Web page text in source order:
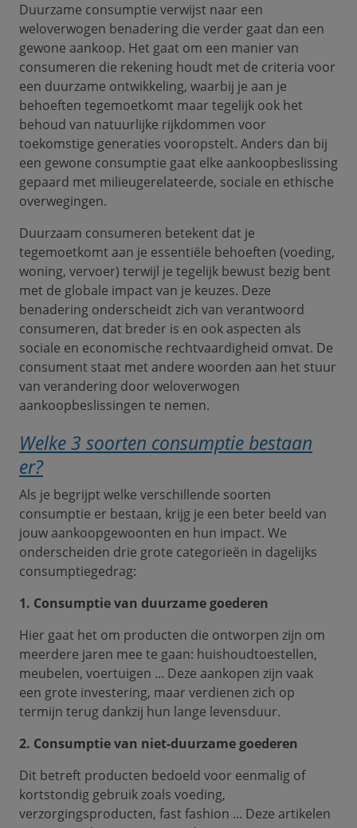
Duurzame consumptie verwijst naar een
weloverwogen benadering die verder gaat dan een
gewone aankoop. Het gaat om een manier van
consumeren die rekening houdt met de criteria voor
een duurzame ontwikkeling, waarbij je aan je
behoeften tegemoetkomt maar tegelijk ook het
behoud van natuurlijke rijkdommen voor
toekomstige generaties vooropstelt. Anders dan bij
een gewone consumptie gaat elke aankoopbeslissing
gepaard met milieugerelateerde, sociale en ethische
overwegingen.
Duurzaam consumeren betekent dat je
tegemoetkomt aan je essentiële behoeften (voeding,
woning, vervoer) terwijl je tegelijk bewust bezig bent
met de globale impact van je keuzes. Deze
benadering onderscheidt zich van verantwoord
consumeren, dat breder is en ook aspecten als
sociale en economische rechtvaardigheid omvat. De
consument staat met andere woorden aan het stuur
van verandering door weloverwogen
aankoopbeslissingen te nemen.
Welke 3 soorten consumptie bestaan
er?
Als je begrijpt welke verschillende soorten
consumptie er bestaan, krijg je een beter beeld van
jouw aankoopgewoonten en hun impact. We
onderscheiden drie grote categorieën in dagelijks
consumptiegedrag:
1. Consumptie van duurzame goederen
Hier gaat het om producten die ontworpen zijn om
meerdere jaren mee te gaan: huishoudtoestellen,
meubelen, voertuigen ... Deze aankopen zijn vaak
een grote investering, maar verdienen zich op
termijn terug dankzij hun lange levensduur.
2. Consumptie van niet-duurzame goederen
Dit betreft producten bedoeld voor eenmalig of
kortstondig gebruik zoals voeding,
verzorgingsproducten, fast fashion ... Deze artikelen